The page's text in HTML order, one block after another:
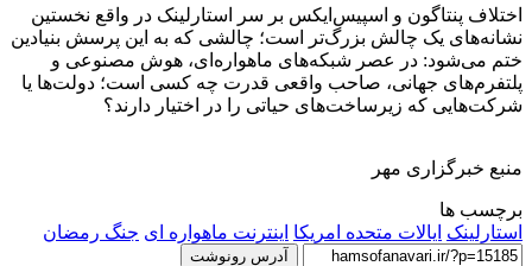
اختلاف پنتاگون و اسپیس‌ایکس بر سر استارلینک در واقع نخستین
نشانه‌های یک چالش بزرگ‌تر است؛ چالشی که به این پرسش بنیادین
ختم می‌شود: در عصر شبکه‌های ماهواره‌ای، هوش مصنوعی و
پلتفرم‌های جهانی، صاحب واقعی قدرت چه کسی است؛ دولت‌ها یا
شرکت‌هایی که زیرساخت‌های حیاتی را در اختیار دارند؟
منبع خبرگزاری مهر
برچسب ها
استارلینک ایالات متحده امریکا اینترنت ماهواره ای جنگ رمضان
آدرس رونوشت